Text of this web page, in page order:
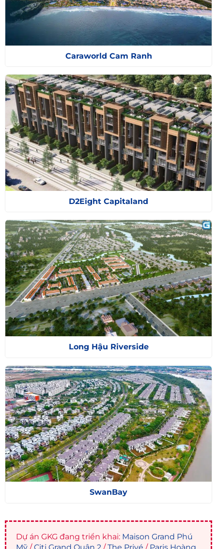
Caraworld Cam Ranh
D2Eight Capitaland
Long Hậu Riverside
SwanBay
Dự án GKG đang triển khai: Maison Grand Phú
Mỹ /Citi Grand Quận 2 /The Privé / Paris Hoàng